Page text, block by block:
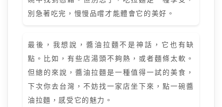
別急著吃完，慢慢品嚐才能體會它的美好。
最後，我想說，醬油拉麵不是神話，它也有缺
點。比如，有些店湯頭不夠熱，或者麵條太軟。
但總的來說，醬油拉麵是一種值得一試的美食，
下次你去台灣，不妨找一家店坐下來，點一碗醬
油拉麵，感受它的魅力。